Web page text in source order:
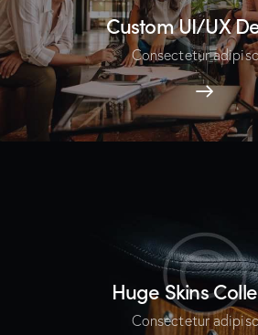
Custom UI/UX
Consectetur
Huge Skins
Consectetur